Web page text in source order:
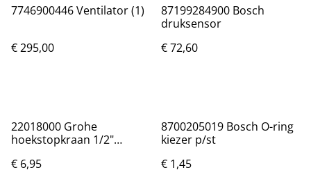
7746900446 Ventilator (1)
€ 295,00
87199284900 Bosch
druksensor
€ 72,60
22018000 Grohe
hoekstopkraan 1/2"
met rozet chroom
€ 6,95
8700205019 Bosch O-ring
kiezer p/st
€ 1,45